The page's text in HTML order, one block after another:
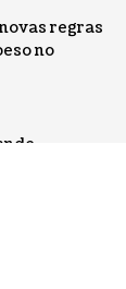
regras
no